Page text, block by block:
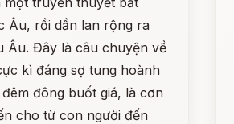
Âu, rồi dần lan rộng ra
Âu. Đây là câu chuyện về
kì đáng sợ tung hoành
đông buốt giá, là cơn
cho từ con người đến